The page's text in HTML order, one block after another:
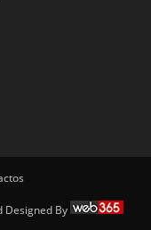
Designed By